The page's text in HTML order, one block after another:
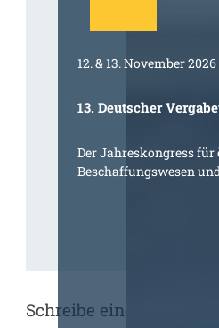
12. & 13. November
13. Deutscher
Der Jahreskongress
Beschaffungswesen
Schreibe einen